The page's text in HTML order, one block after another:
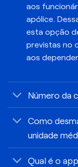
aos
apólice.
esta opção
previstas no
aos
Número da
Como
unidade
Qual é o